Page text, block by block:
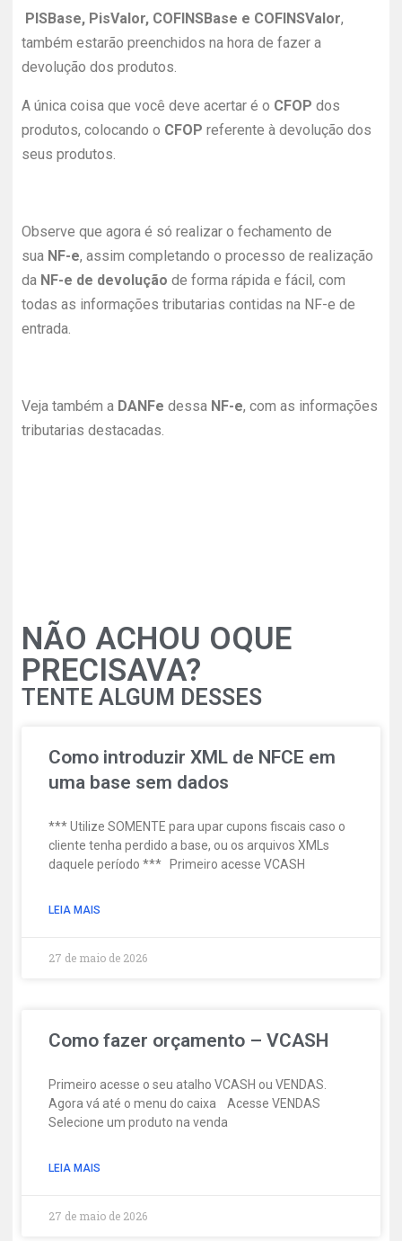
PISBase, PisValor, COFINSBase e COFINSValor,
também estarão preenchidos na hora de fazer a
devolução dos produtos.
A única coisa que você deve acertar é o CFOP dos
produtos, colocando o CFOP referente à devolução dos
seus produtos.
Observe que agora é só realizar o fechamento de
sua NF-e, assim completando o processo de realização
da NF-e de devolução de forma rápida e fácil, com
todas as informações tributarias contidas na NF-e de
entrada.
Veja também a DANFe dessa NF-e, com as informações
tributarias destacadas.
NÃO ACHOU OQUE
PRECISAVA?
TENTE ALGUM DESSES
Como introduzir XML de NFCE em
uma base sem dados
*** Utilize SOMENTE para upar cupons fiscais caso o
cliente tenha perdido a base, ou os arquivos XMLs
daquele período *** Primeiro acesse VCASH
LEIA MAIS
27 de maio de 2026
Como fazer orçamento – VCASH
Primeiro acesse o seu atalho VCASH ou VENDAS.
Agora vá até o menu do caixa Acesse VENDAS
Selecione um produto na venda
LEIA MAIS
27 de maio de 2026